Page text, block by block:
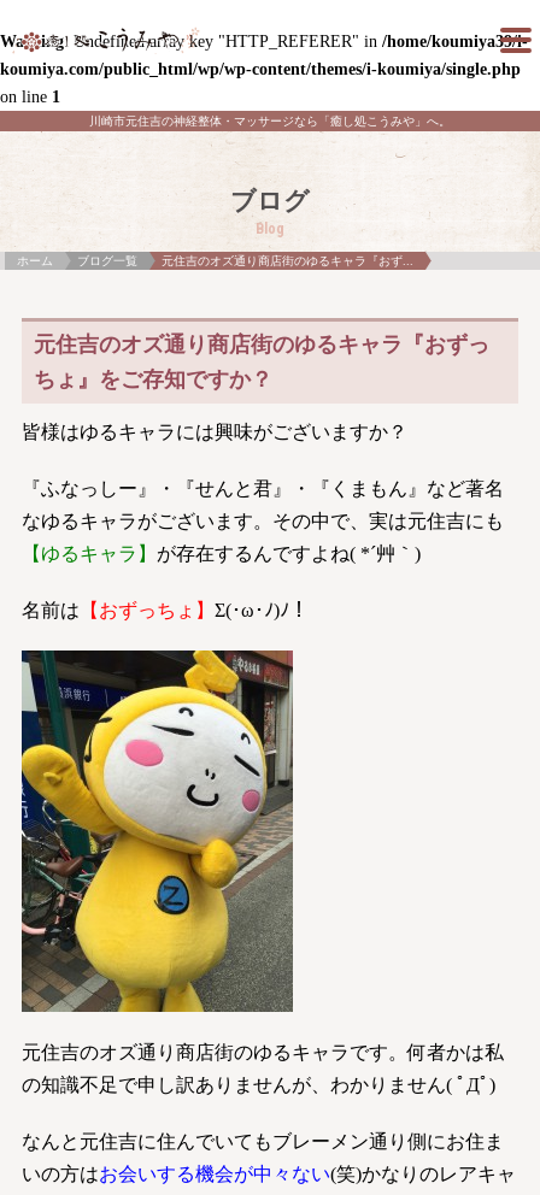
Warning: Undefined array key "HTTP_REFERER" in /home/koumiya39/i-
koumiya.com/public_html/wp/wp-content/themes/i-koumiya/single.php
on line 1
川崎市元住吉の神経整体・マッサージなら「癒し処こうみや」へ。
ブログ
Blog
ホーム ブログ一覧 元住吉のオズ通り商店街のゆるキャラ『おず...
元住吉のオズ通り商店街のゆるキャラ『おずっ
ちょ』をご存知ですか？
皆様はゆるキャラには興味がございますか？
『ふなっしー』・『せんと君』・『くまもん』など著名
なゆるキャラがございます。その中で、実は元住吉にも
【ゆるキャラ】 が存在するんですよね( *´艸｀)
名前は 【おずっちょ】 Σ(･ω･ﾉ)ﾉ！
元住吉のオズ通り商店街のゆるキャラです。何者かは私
の知識不足で申し訳ありませんが、わかりません( ﾟДﾟ)
なんと元住吉に住んでいてもブレーメン通り側にお住ま
いの方はお会いする機会が中々ない(笑)かなりのレアキャ